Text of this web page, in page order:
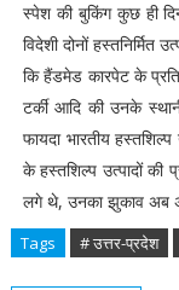
स्पेश की बुकिंग कुछ ही
विदेशी दोनों
कि हैंडमेड कारपेट के
टर्की आदि की उनके
फायदा भारतीय
के हस्तशिल्प उत्पादों की
लगे थे, उनका झुकाव अब
Tags # उत्तर-प्रदेश